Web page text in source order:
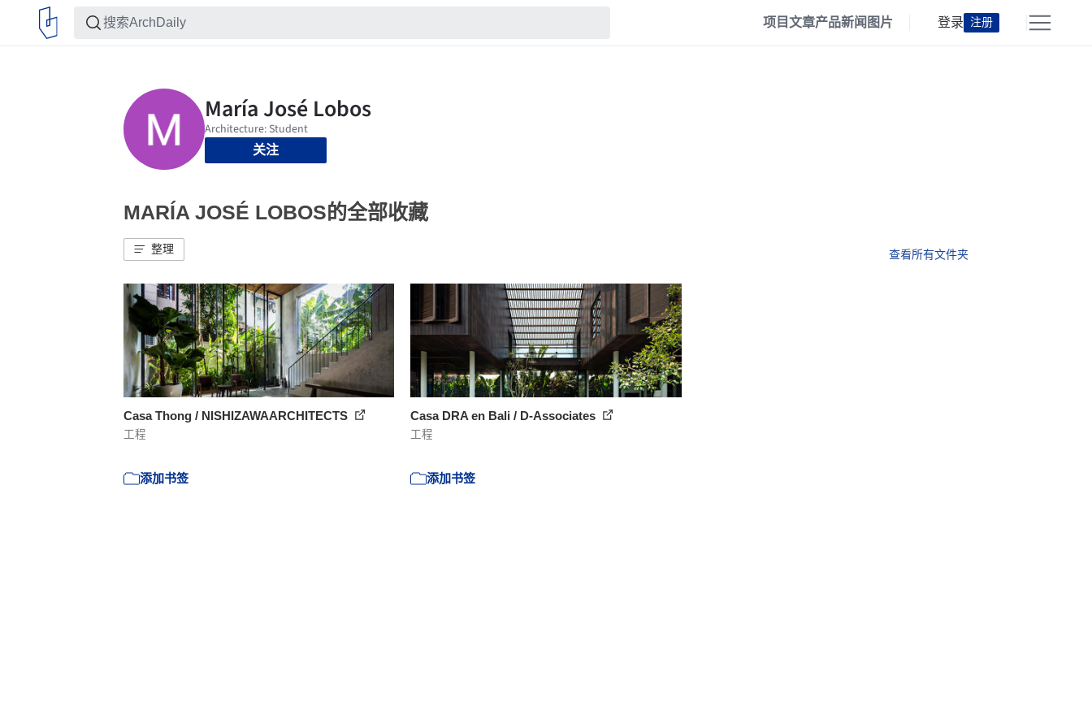
项目文章产品新闻 图片 登录 注册
关注
MARÍA JOSÉ LOBOS的全部收藏
整理 查看所有文件夹
Casa Thong / NISHIZAWAARCHITECTS
工程
添加书签
Casa DRA en Bali / D-Associates
工程
添加书签